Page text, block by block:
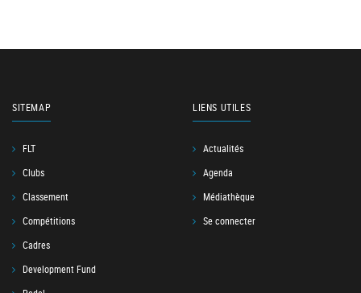
SITEMAP
FLT
Clubs
Classement
Compétitions
Cadres
Development Fund
LIENS UTILES
Actualités
Agenda
Médiathèque
Se connecter